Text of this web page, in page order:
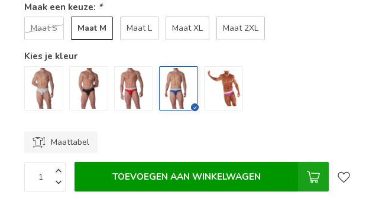
Maak een keuze: *
Maat S Maat M Maat L Maat XL Maat 2XL
Kies je kleur
Maattabel
TOEVOEGEN AAN WINKELWAGEN